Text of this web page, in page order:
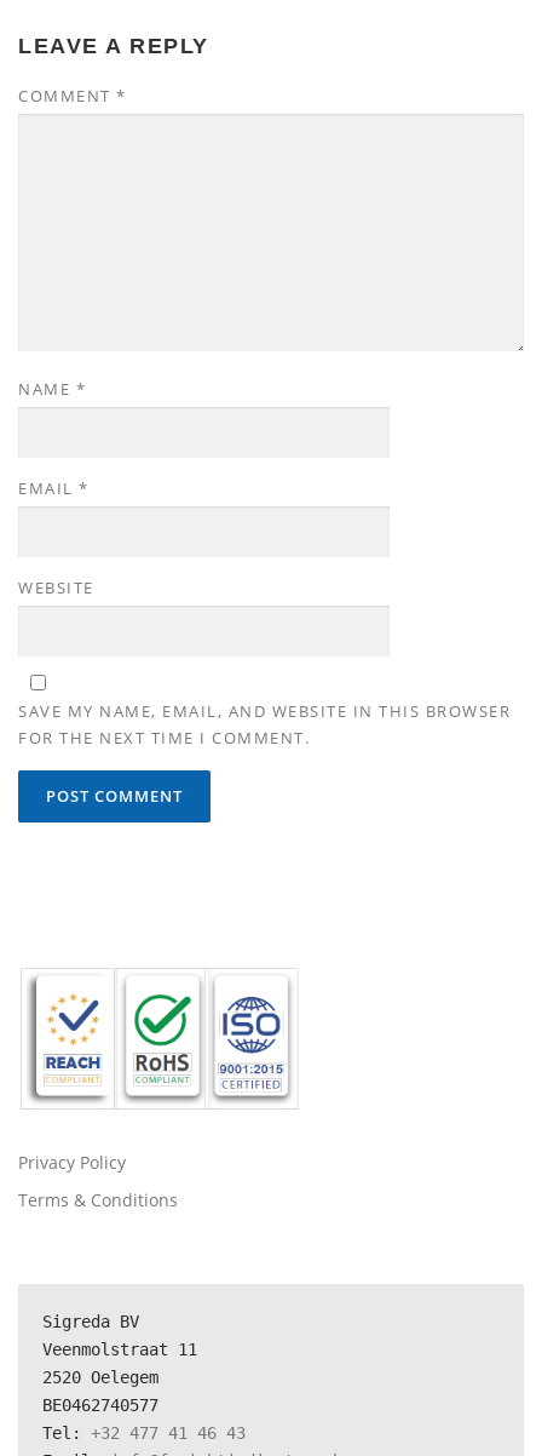
LEAVE A REPLY
COMMENT *
NAME *
EMAIL *
WEBSITE
SAVE MY NAME, EMAIL, AND WEBSITE IN THIS BROWSER
FOR THE NEXT TIME I COMMENT.
Privacy Policy
Terms & Conditions
Sigreda BV
Veenmolstraat 11
2520 Oelegem
BE0462740577
Tel: +32 477 41 46 43